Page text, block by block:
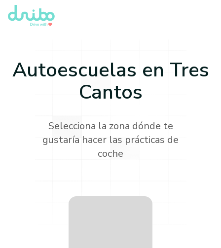
Autoescuelas en Tres
Cantos
Selecciona la zona dónde te
gustaría hacer las prácticas de
coche